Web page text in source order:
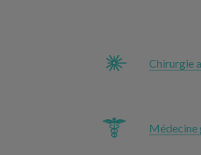
Chirurgie
Médecine